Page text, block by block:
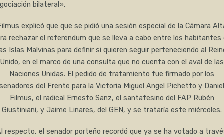
bilateral».
explicó que que se pidió una sesión especial de la Cámara
rechazar el referendum que se lleva a cabo entre los habitantes
Islas Malvinas para definir si quieren seguir perteneciendo al
Unido, en el marco de una consulta que no cuenta con el aval de las
Naciones Unidas. El pedido de tratamiento fue firmado por los
senadores del Frente para la Victoria Miguel Angel Pichetto y Daniel
Filmus, el radical Ernesto Sanz, el santafesino del FAP Rubén
Giustiniani, y Jaime Linares, del GEN, y se trataría este miércoles.
respecto, el senador porteño recordó que ya se ha votado a